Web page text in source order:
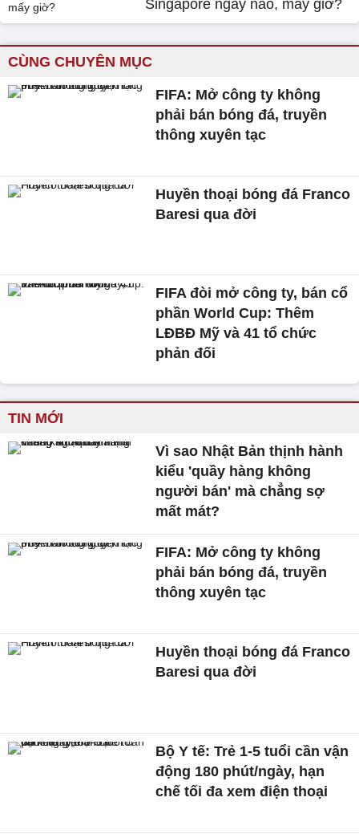
Singapore ngày nào, mấy giờ?
CÙNG CHUYÊN MỤC
FIFA: Mở công ty không
phải bán bóng đá, truyền
thông xuyên tạc
Huyền thoại bóng đá Franco
Baresi qua đời
FIFA đòi mở công ty, bán cổ
phần World Cup: Thêm
LĐBĐ Mỹ và 41 tổ chức
phản đối
TIN MỚI
Vì sao Nhật Bản thịnh hành
kiểu 'quầy hàng không
người bán' mà chẳng sợ
mất mát?
FIFA: Mở công ty không
phải bán bóng đá, truyền
thông xuyên tạc
Huyền thoại bóng đá Franco
Baresi qua đời
Bộ Y tế: Trẻ 1-5 tuổi cần vận
động 180 phút/ngày, hạn
chế tối đa xem điện thoại